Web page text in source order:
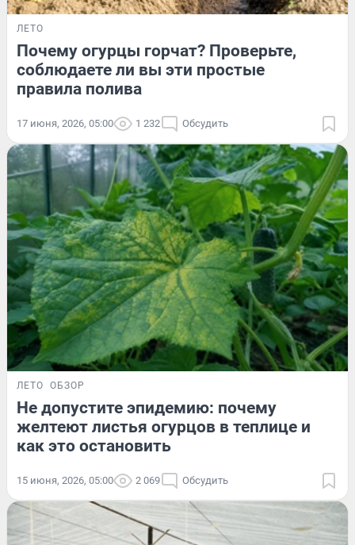
ЛЕТО
Почему огурцы горчат? Проверьте,
соблюдаете ли вы эти простые
правила полива
17 июня, 2026, 05:00 1 232 Обсудить
ЛЕТО ОБЗОР
Не допустите эпидемию: почему
желтеют листья огурцов в теплице и
как это остановить
15 июня, 2026, 05:00 2 069 Обсудить